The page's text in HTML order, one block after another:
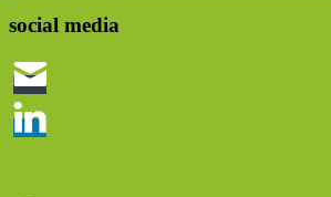
social media